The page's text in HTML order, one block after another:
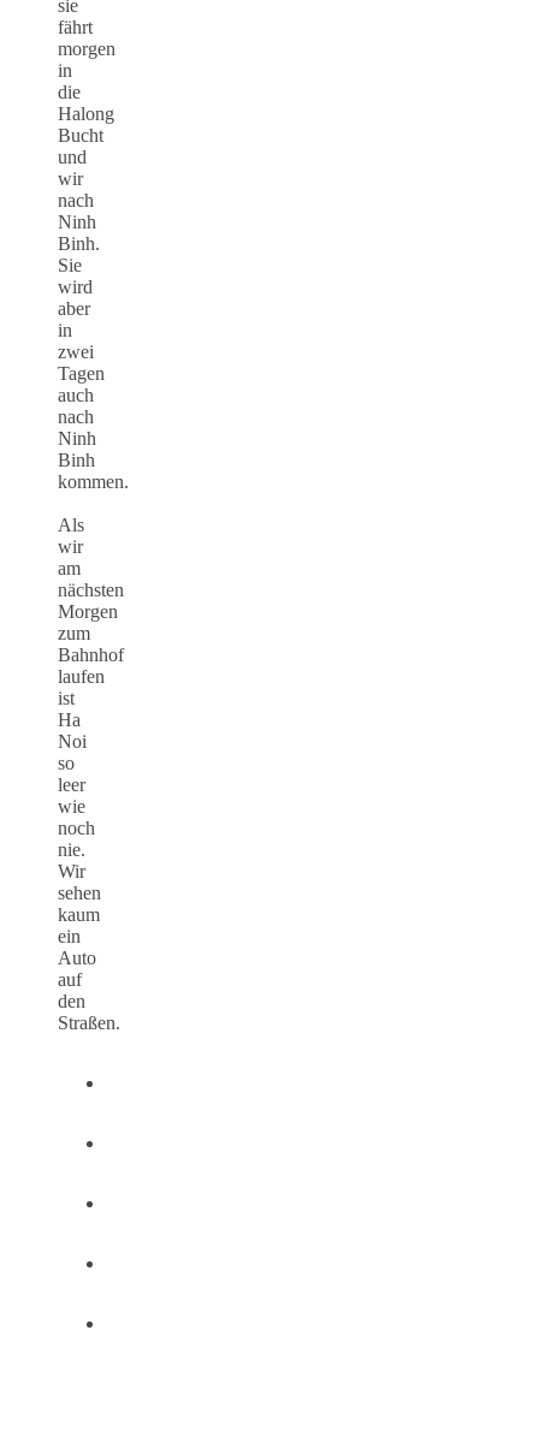
sie
fährt
morgen
in
die
Halong
Bucht
und
wir
nach
Ninh
Binh.
Sie
wird
aber
in
zwei
Tagen
auch
nach
Ninh
Binh
kommen.
Als
wir
am
nächsten
Morgen
zum
Bahnhof
laufen
ist
Ha
Noi
so
leer
wie
noch
nie.
Wir
sehen
kaum
ein
Auto
auf
den
Straßen.